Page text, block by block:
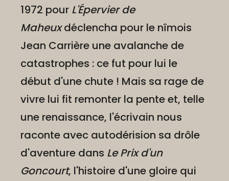
1972 pour L'Épervier de
Maheuxdéclencha pour le nîmois
Jean Carrière une avalanche de
catastrophes : ce fut pour lui le
début d'une chute ! Mais sa rage de
vivre lui fit remonter la pente et, telle
une renaissance, l'écrivain nous
raconte avec autodérision sa drôle
d'aventure dans Le Prix d'un
Goncourt, l'histoire d'une gloire qui